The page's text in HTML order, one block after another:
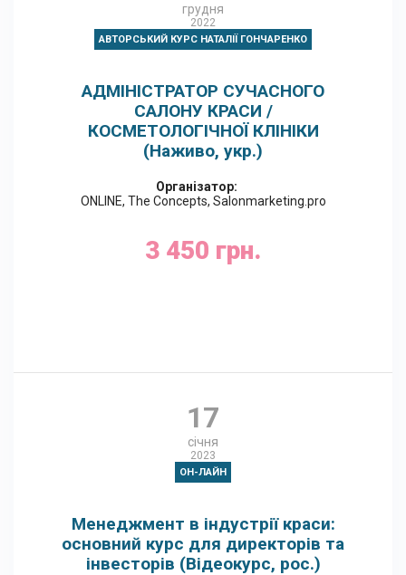
грудня
2022
АВТОРСЬКИЙ КУРС НАТАЛІЇ ГОНЧАРЕНКО
АДМІНІСТРАТОР СУЧАСНОГО
САЛОНУ КРАСИ /
КОСМЕТОЛОГІЧНОЇ КЛІНІКИ
(Наживо, укр.)
Організатор:
ONLINE, The Concepts, Salonmarketing.pro
3 450 грн.
17
січня
2023
ОН-ЛАЙН
Менеджмент в індустрії краси:
основний курс для директорів та
інвесторів (Відеокурс, рос.)